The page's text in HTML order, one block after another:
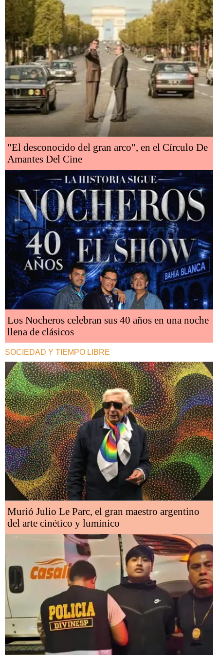
"El desconocido del gran arco", en el Círculo De
Amantes Del Cine
Los Nocheros celebran sus 40 años en una noche
llena de clásicos
SOCIEDAD Y TIEMPO LIBRE
Murió Julio Le Parc, el gran maestro argentino
del arte cinético y lumínico